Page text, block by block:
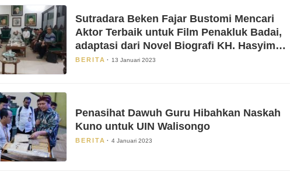
Sutradara Beken Fajar Bustomi Mencari
Aktor Terbaik untuk Film Penakluk Badai,
adaptasi dari Novel Biografi KH. Hasyim
Asy’ari karya KH. Aguk Irawan MN
BERITA 13 Januari 2023
Penasihat Dawuh Guru Hibahkan Naskah
Kuno untuk UIN Walisongo
BERITA 4 Januari 2023